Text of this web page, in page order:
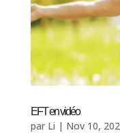
EFT en vidéo
par Li | Nov 10,